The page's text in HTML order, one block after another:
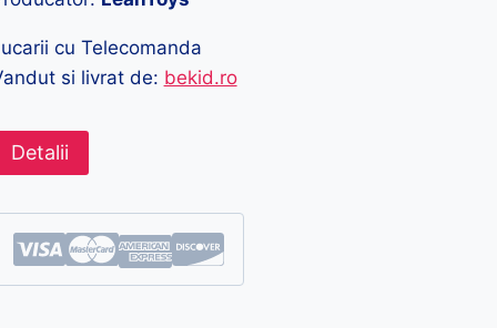
cu Telecomanda
si livrat de: bekid.ro
Detalii